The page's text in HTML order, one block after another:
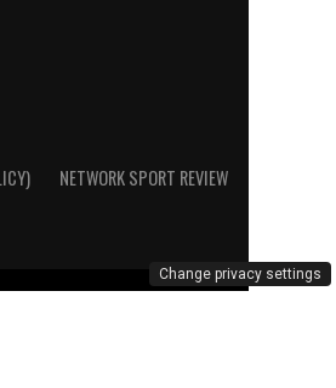
NETWORK SPORT REVIEW
Change privacy settings